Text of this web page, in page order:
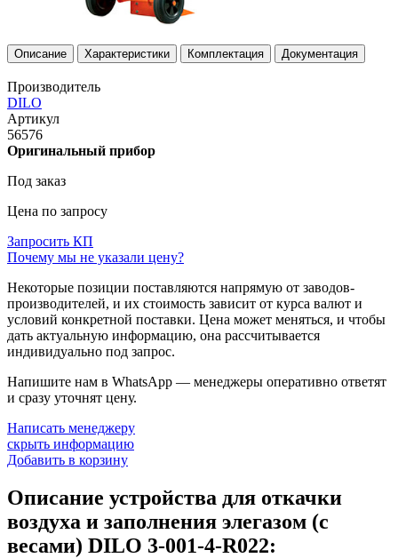
Описание Характеристики Комплектация Документация
Производитель
DILO
Артикул
56576
Оригинальный прибор
Под заказ
Цена по запросу
Запросить КП
Почему мы не указали цену?
Некоторые позиции поставляются напрямую от заводов-
производителей, и их стоимость зависит от курса валют и
условий конкретной поставки. Цена может меняться, и чтобы
дать актуальную информацию, она рассчитывается
индивидуально под запрос.
Напишите нам в WhatsApp — менеджеры оперативно ответят
и сразу уточнят цену.
Написать менеджеру
скрыть информацию
Добавить в корзину
Описание устройства для откачки
воздуха и заполнения элегазом (с
весами) DILO 3-001-4-R022: